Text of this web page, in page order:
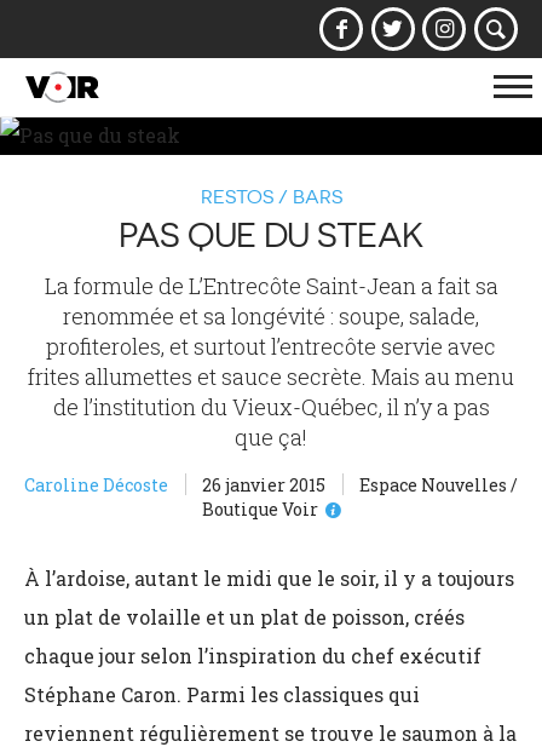
la
RESTOS / BARS
PAS QUE DU STEAK
La formule de L’Entrecôte Saint-Jean a fait sa
renommée et sa longévité : soupe, salade,
profiteroles, et surtout l’entrecôte servie avec
frites allumettes et sauce secrète. Mais au menu
de l’institution du Vieux-Québec, il n’y a pas
que ça!
Caroline Décoste 26 janvier 2015
Espace Nouvelles /
Boutique Voir
À l’ardoise, autant le midi que le soir, il y a toujours
un plat de volaille et un plat de poisson, créés
chaque jour selon l’inspiration du chef exécutif
Stéphane Caron. Parmi les classiques qui
reviennent régulièrement se trouve le saumon à la